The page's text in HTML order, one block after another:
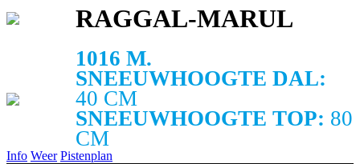
RAGGAL-MARUL
1016 M.
SNEEUWHOOGTE DAL:
40 CM
SNEEUWHOOGTE TOP: 80
CM
Info Weer Pistenplan